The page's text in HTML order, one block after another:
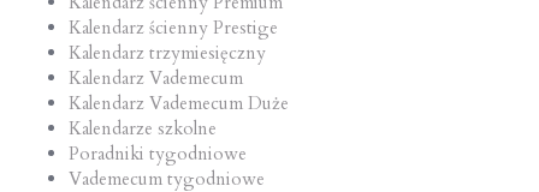
Kalendarz ścienny Prestige
Kalendarz trzymiesięczny
Kalendarz Vademecum
Kalendarz Vademecum Duże
Kalendarze szkolne
Poradniki tygodniowe
Vademecum tygodniowe